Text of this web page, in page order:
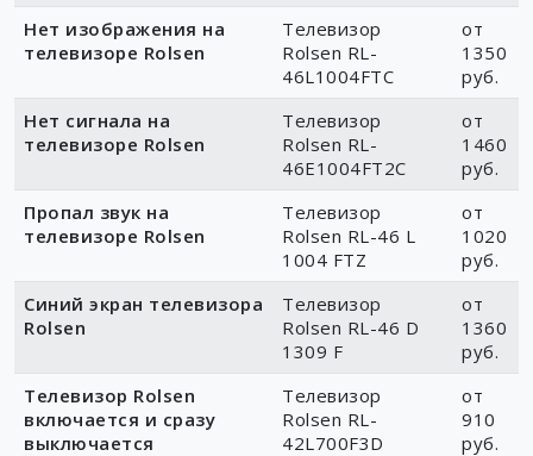
Нет изображения на
телевизоре Rolsen
Телевизор
Rolsen RL-
46L1004FTC
от
1350
руб.
Нет сигнала на
телевизоре Rolsen
Телевизор
Rolsen RL-
46E1004FT2C
от
1460
руб.
Пропал звук на
телевизоре Rolsen
Телевизор
Rolsen RL-46 L
1004 FTZ
от
1020
руб.
Синий экран телевизора
Rolsen
Телевизор
Rolsen RL-46 D
1309 F
от
1360
руб.
Телевизор Rolsen
включается и сразу
выключается
Телевизор
Rolsen RL-
42L700F3D
от
910
руб.